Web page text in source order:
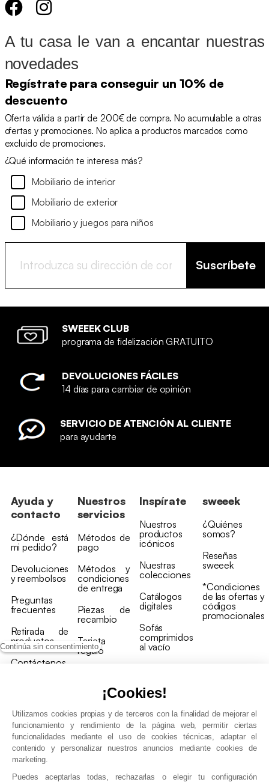
Continúa sin consentimiento
¡Cookies!
Utilizamos cookies propias y de terceros con la finalidad de mejorar el
funcionamiento y rendimiento de la página web, permitir ciertas
funcionalidades mediante el uso de cookies técnicas, adaptar el
contenido y personalizar nuestros anuncios mediante cookies de
marketing.
Puedes aceptarlas todas, rechazarlas o elegir tu configuración
será igual de cómodo que uno tradicional. La
respuesta es sí. Al romper el sello de vacío,
la espuma empieza a recuperar su volumen
de inmediato. Recomendamos esperar entre
48 y 72 horas para que se expanda por
completo y los tejidos, ya sean chenilla,
terciopelo o borreguito, pierdan cualquier
arruga del transporte. Si quedara alguna
marca, un vaporizador suave la elimina. Así,
tu sofá comprimido al vacío
A tu casa le van a encantar nuestras
novedades
Regístrate para conseguir un 10% de
descuento
Oferta válida a partir de 200€ de compra. No acumulable a otras
ofertas y promociones. No aplica a productos marcados como
excluido de promociones.
¿Qué información te interesa más?
Mobiliario de interior
Mobiliario de exterior
Mobiliario y juegos para niños
Suscríbete
SWEEEK CLUB
programa de fidelización GRATUITO
DEVOLUCIONES FÁCILES
14 días para cambiar de opinión
SERVICIO DE ATENCIÓN AL CLIENTE
para ayudarte
Ayuda y
contacto
¿Dónde está
mi pedido?
Devoluciones
y reembolsos
Preguntas
frecuentes
Retirada de
productos
Contáctenos
Nuestros
servicios
Métodos de
pago
Métodos y
condiciones
de entrega
Piezas de
recambio
Tarjeta
regalo
Inspírate
Nuestros
productos
icónicos
Nuestras
colecciones
Catálogos
digitales
Sofás
comprimidos
al vacío
sweeek
¿Quiénes
somos?
Reseñas
sweeek
*Condiciones
de las ofertas y
códigos
promocionales